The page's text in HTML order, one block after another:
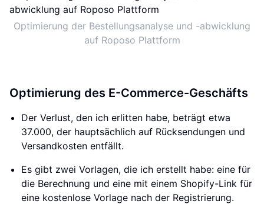
Optimierung der Bestellungsanalyse und -abwicklung
auf Roposo Plattform
Optimierung des E-Commerce-Geschäfts
Der Verlust, den ich erlitten habe, beträgt etwa
37.000, der hauptsächlich auf Rücksendungen und
Versandkosten entfällt.
Es gibt zwei Vorlagen, die ich erstellt habe: eine für
die Berechnung und eine mit einem Shopify-Link für
eine kostenlose Vorlage nach der Registrierung.